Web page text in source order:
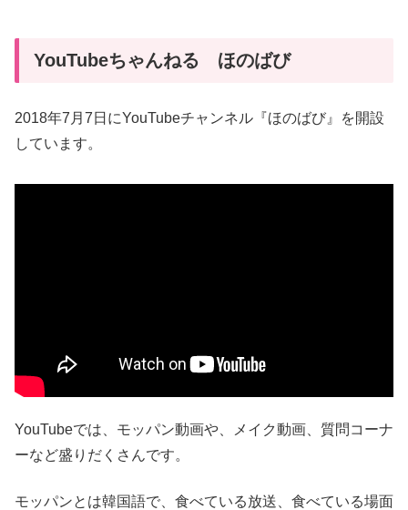
YouTubeちゃんねる ほのばび
2018年7月7日にYouTubeチャンネル『ほのばび』を開設
しています。
YouTubeでは、モッパン動画や、メイク動画、質問コーナ
ーなど盛りだくさんです。
モッパンとは韓国語で、食べている放送、食べている場面